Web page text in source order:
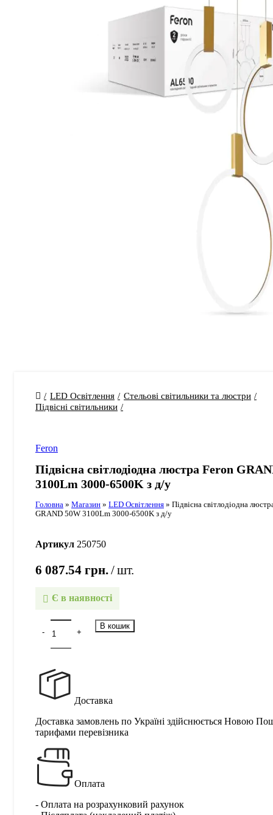
LED Освітлення
Стельові світильники та люстри
Підвісні світильники
Feron
Підвісна світлодіодна люстра Feron
3100Lm 3000-6500K з д/у
Головна » Магазин » LED Освітлення » Підвісна світлодіодна
GRAND 50W 3100Lm 3000-6500K з д/у
Артикул 250750
6 087.54 грн. шт.
Є в наявності
В кошик
Доставка
Доставка замовлень по Україні здійснюється Новою
тарифами перевізника
Оплата
- Оплата на розрахунковий рахунок